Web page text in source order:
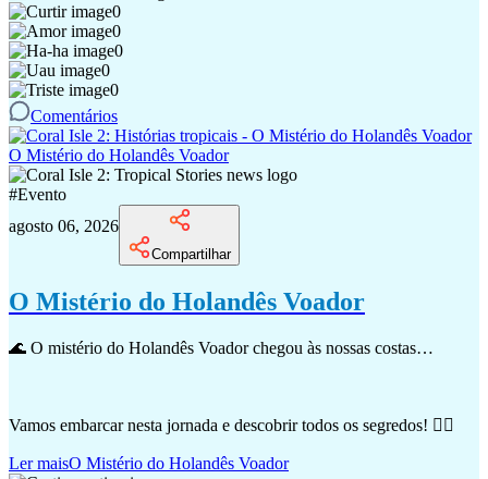
0
0
0
0
0
Comentários
O Mistério do Holandês Voador
#Evento
agosto 06, 2026
Compartilhar
O Mistério do Holandês Voador
🌊 O mistério do Holandês Voador chegou às nossas costas…
Vamos embarcar nesta jornada e descobrir todos os segredos! 🏴‍☠️
Ler maisO Mistério do Holandês Voador